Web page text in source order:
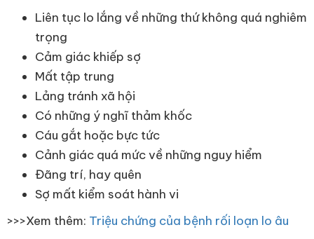
Liên tục lo lắng về những thứ không quá nghiêm
trọng
Cảm giác khiếp sợ
Mất tập trung
Lảng tránh xã hội
Có những ý nghĩ thảm khốc
Cáu gắt hoặc bực tức
Cảnh giác quá mức về những nguy hiểm
Đãng trí, hay quên
Sợ mất kiểm soát hành vi
​>>>Xem thêm: Triệu chứng của bệnh rối loạn lo âu